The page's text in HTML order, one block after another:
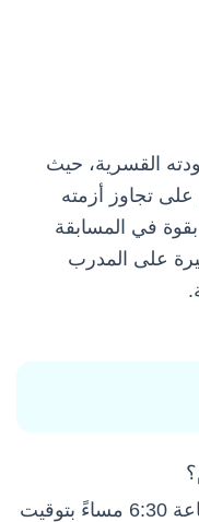
القسرية، حيث
على تجاوز أزمته
بقوة في المسابقة
على المدرب
تنطلق المباراة يوم السبت عند الساعة 6:30 مساءً بتوقيت